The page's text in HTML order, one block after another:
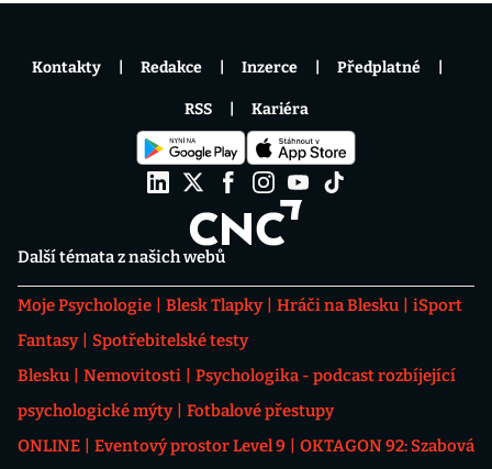
Další témata z našich webů
Moje Psychologie Blesk Tlapky Hráči na Blesku
iSport
Fantasy
Spotřebitelské testy
Blesku
Nemovitosti
Psychologika - podcast rozbíjející
psychologické mýty
Fotbalové přestupy
ONLINE
Eventový prostor Level 9
OKTAGON 92: Szabová
Kontakty Redakce Inzerce Předplatné
RSS Kariéra